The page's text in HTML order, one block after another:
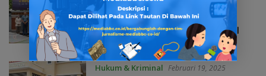
Antisipasi Karhutla di Sumsel,
Danlanal Palembang Sambut
Audiensi Staff Ahli Panglima TNI
Hukum & Kriminal Februari 19, 2025